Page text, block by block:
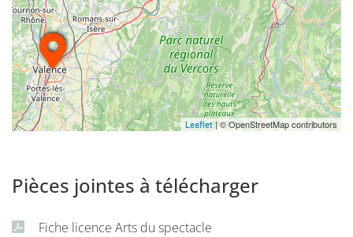
compléter par des cours spécifiques (Suivi de projet
culturel, Atelier de programmation cinéma, Théâtre et
enseignement, Pédagogie du théâtre et du cinéma).
Leaflet| © OpenStreetMap contributors
Pièces jointes à télécharger
Fiche licence Arts du spectacle